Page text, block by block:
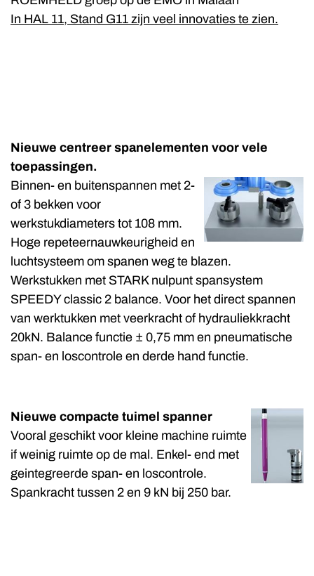
In HAL 11, Stand G11 zijn veel innovaties te zien.
Nieuwe centreer spanelementen voor vele
toepassingen.
Binnen- en buitenspannen met 2-
of 3 bekken voor
werkstukdiameters tot 108 mm.
Hoge repeteernauwkeurigheid en
luchtsysteem om spanen weg te blazen.
Werkstukken met STARK nulpunt spansystem
SPEEDY classic 2 balance. Voor het direct spannen
van werktukken met veerkracht of hydrauliekkracht
20kN. Balance functie ± 0,75 mm en pneumatische
span- en loscontrole en derde hand functie.
Nieuwe compacte tuimel spanner
Vooral geschikt voor kleine machine ruimte
if weinig ruimte op de mal. Enkel- end met
geintegreerde span- en loscontrole.
Spankracht tussen 2 en 9 kN bij 250 bar.